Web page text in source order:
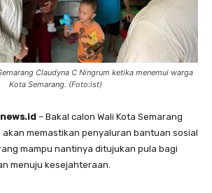
Claudyna C Ningrum ketika menemui warga
Kota Semarang. (Foto:ist)
– Bakal calon Wali Kota Semarang
akan memastikan penyaluran bantuan sosial
mampu nantinya ditujukan pula bagi
menuju kesejahteraan.